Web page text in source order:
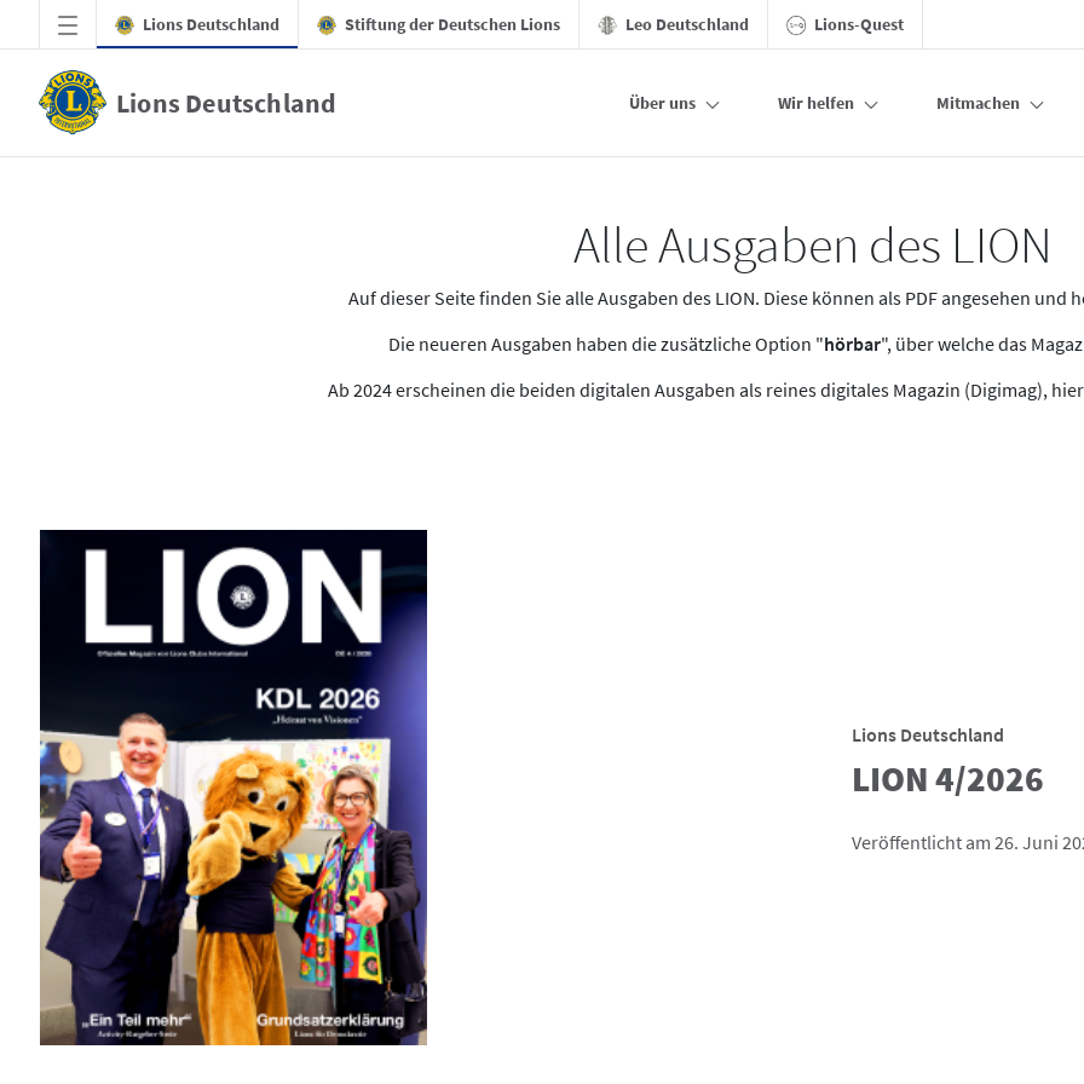
Zum Hauptinhalt springen
Lions Deutschland Stiftung der Deutschen Lions Leo Deutschland Lions-Quest
Lions Deutschland Über uns Wir helfen Mitmachen
Alle Ausgaben des LION
Auf dieser Seite finden Sie alle Ausgaben des LION. Diese können als PDF angesehen und
Die neueren Ausgaben haben die zusätzliche Option "hörbar", über welche das
Ab 2024 erscheinen die beiden digitalen Ausgaben als reines digitales Magazin (Digimag),
Lions Deutschland
LION 4/2026
Veröffentlicht am 26. Juni